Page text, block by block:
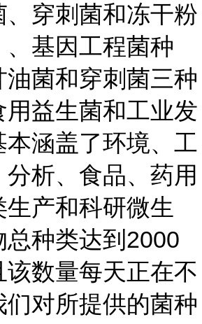
穿刺菌和冻干粉
、基因工程菌种
油菌和穿刺菌三种
用益生菌和工业发
本涵盖了环境、工
析、食品、药用
产和科研微生
种类达到2000
该数量每天正在不
们对所提供的菌种